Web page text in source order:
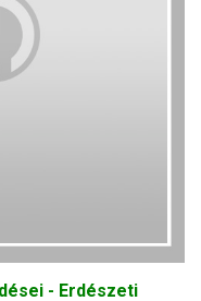
- Erdészeti